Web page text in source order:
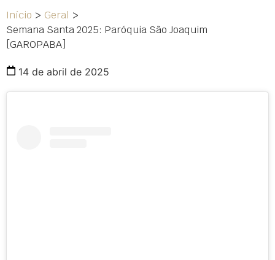
Início > Geral >
Semana Santa 2025: Paróquia São Joaquim
[GAROPABA]
14 de abril de 2025